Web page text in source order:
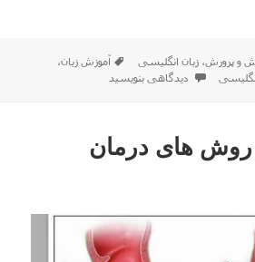
و پرورش،زبان انگلیسی برچسب‌ها
آموزش زبان،
برای ۴۰ اصطلاح ضروری روزمره انگلیسی
دیدگاهی بنویسید
روش های درمان